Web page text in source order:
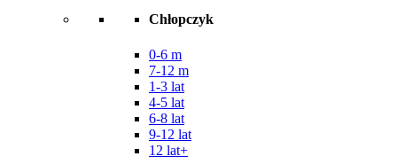
Chłopczyk
0-6 m
7-12 m
1-3 lat
4-5 lat
6-8 lat
9-12 lat
12 lat+